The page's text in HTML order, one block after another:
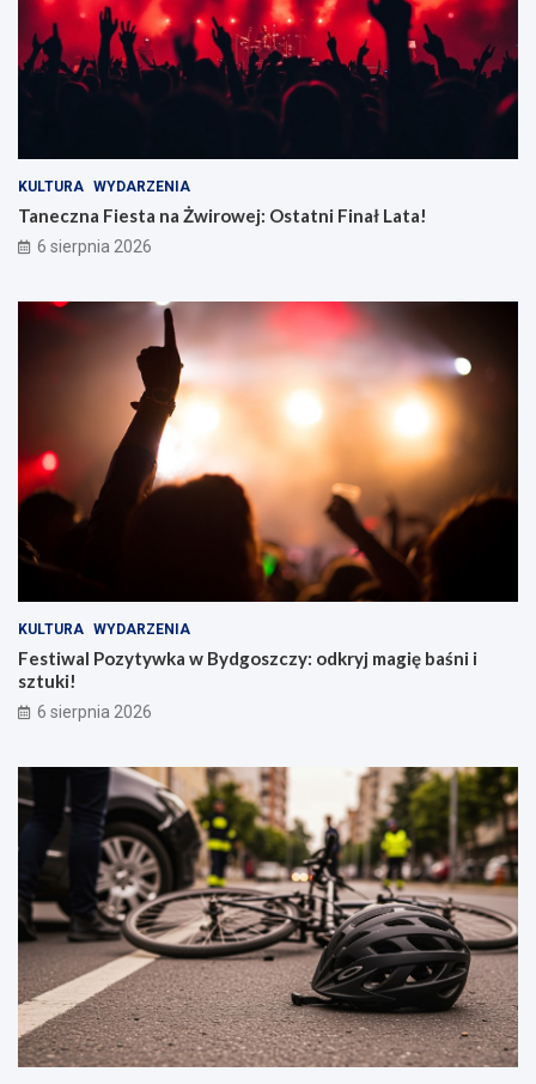
KULTURA WYDARZENIA
Taneczna Fiesta na Żwirowej: Ostatni Finał Lata!
6 sierpnia 2026
KULTURA WYDARZENIA
Festiwal Pozytywka w Bydgoszczy: odkryj magię baśni i
sztuki!
6 sierpnia 2026